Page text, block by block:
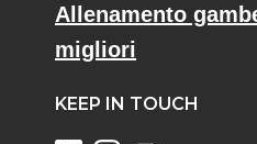
Allenamento
migliori
KEEP IN TOUCH